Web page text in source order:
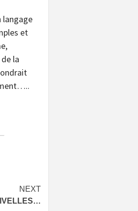
langage
et
la
NEXT